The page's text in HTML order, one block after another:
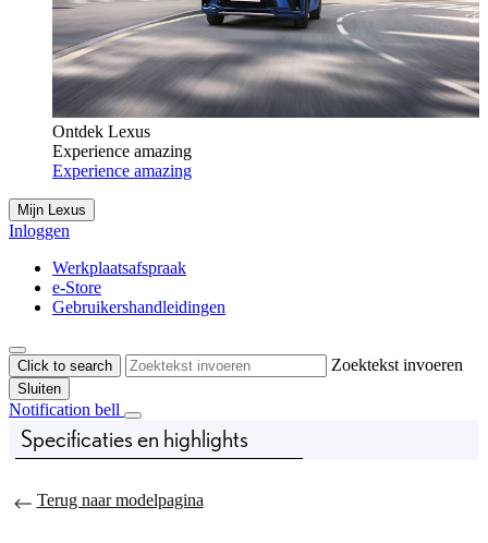
Ontdek Lexus
Experience amazing
Experience amazing
Mijn Lexus
Inloggen
Werkplaatsafspraak
e-Store
Gebruikershandleidingen
Click to search Zoektekst invoeren
Sluiten
Notification bell
Prijs bijgewerkt De prijs van uw configuratie is Vanaf € 35.995
Specificaties en highlights
Terug naar modelpagina